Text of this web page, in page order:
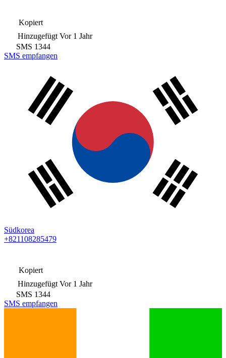
Kopiert
Hinzugefügt Vor 1 Jahr
SMS 1344
SMS empfangen
Südkorea
+821108285479
Kopiert
Hinzugefügt Vor 1 Jahr
SMS 1344
SMS empfangen